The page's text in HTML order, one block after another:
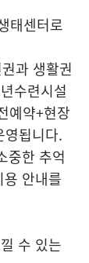
태센터로
과 생활권
수련시설
예약+현장
영됩니다.
중한 추억
안내를
수 있는